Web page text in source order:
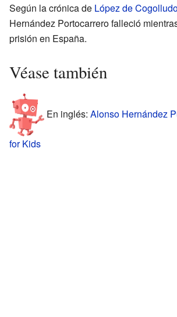
Según la crónica de López de
Hernández Portocarrero falleció
prisión en España.
Véase también
En inglés: Alonso Hernández
for Kids